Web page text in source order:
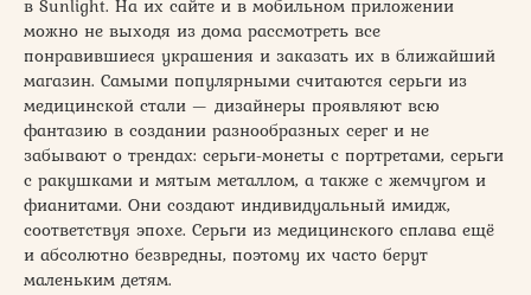
в Sunlight. На их сайте и в мобильном приложении
можно не выходя из дома рассмотреть все
понравившиеся украшения и заказать их в ближайший
магазин. Самыми популярными считаются серьги из
медицинской стали — дизайнеры проявляют всю
фантазию в создании разнообразных серег и не
забывают о трендах: серьги-монеты с портретами, серьги
с ракушками и мятым металлом, а также с жемчугом и
фианитами. Они создают индивидуальный имидж,
соответствуя эпохе. Серьги из медицинского сплава ещё
и абсолютно безвредны, поэтому их часто берут
маленьким детям.